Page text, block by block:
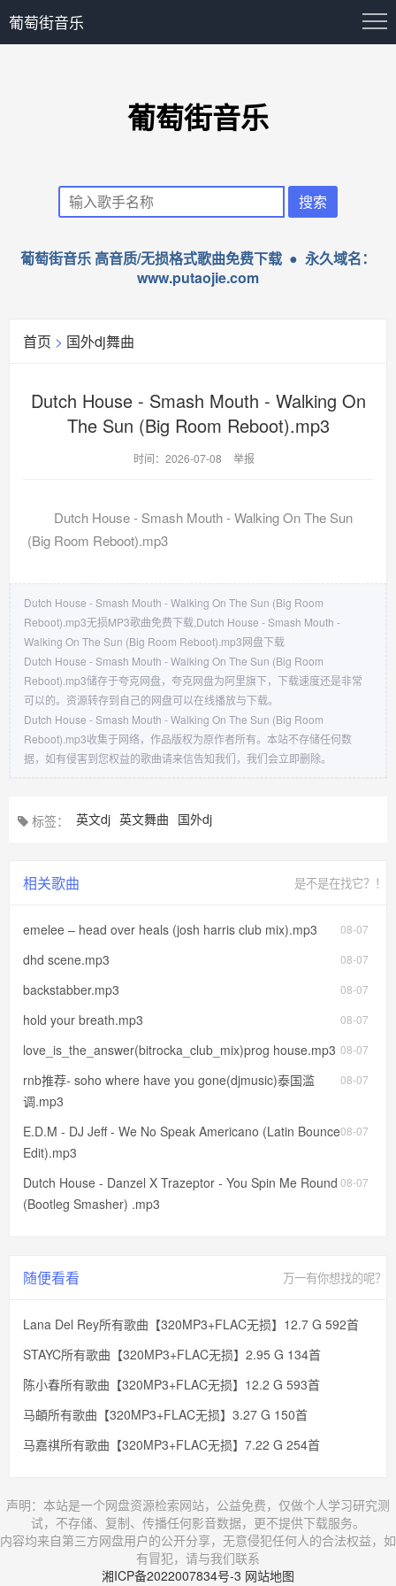
葡萄街音乐
葡萄街音乐
葡萄街音乐 高音质/无损格式歌曲免费下载 ● 永久域名：
www.putaojie.com
首页 > 国外dj舞曲
Dutch House - Smash Mouth - Walking On
The Sun (Big Room Reboot).mp3
时间：2026-07-08 举报
Dutch House - Smash Mouth - Walking On The Sun
(Big Room Reboot).mp3
Dutch House - Smash Mouth - Walking On The Sun (Big Room
Reboot).mp3无损MP3歌曲免费下载,Dutch House - Smash Mouth -
Walking On The Sun (Big Room Reboot).mp3网盘下载
Dutch House - Smash Mouth - Walking On The Sun (Big Room
Reboot).mp3储存于夸克网盘，夸克网盘为阿里旗下，下载速度还是非常
可以的。资源转存到自己的网盘可以在线播放与下载。
Dutch House - Smash Mouth - Walking On The Sun (Big Room
Reboot).mp3收集于网络，作品版权为原作者所有。本站不存储任何数
据，如有侵害到您权益的歌曲请来信告知我们，我们会立即删除。
标签： 英文dj 英文舞曲 国外dj
相关歌曲 是不是在找它？！
08-07
emelee – head over heals (josh harris club mix).mp3
08-07
dhd scene.mp3
08-07
backstabber.mp3
08-07
hold your breath.mp3
08-07
love_is_the_answer(bitrocka_club_mix)prog house.mp3
08-07
rnb推荐- soho where have you gone(djmusic)泰国滥
调.mp3
08-07
E.D.M - DJ Jeff - We No Speak Americano (Latin Bounce
Edit).mp3
08-07
Dutch House - Danzel X Trazeptor - You Spin Me Round
(Bootleg Smasher) .mp3
随便看看 万一有你想找的呢？
Lana Del Rey所有歌曲【320MP3+FLAC无损】12.7 G 592首
STAYC所有歌曲【320MP3+FLAC无损】2.95 G 134首
陈小春所有歌曲【320MP3+FLAC无损】12.2 G 593首
马頔所有歌曲【320MP3+FLAC无损】3.27 G 150首
马嘉祺所有歌曲【320MP3+FLAC无损】7.22 G 254首
声明：本站是一个网盘资源检索网站，公益免费，仅做个人学习研究测
试，不存储、复制、传播任何影音数据，更不提供下载服务。
内容均来自第三方网盘用户的公开分享，无意侵犯任何人的合法权益，如
有冒犯，请与我们联系
湘ICP备2022007834号-3 网站地图